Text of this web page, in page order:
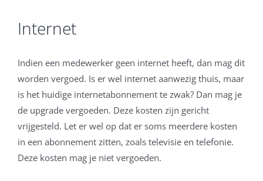
Internet
Indien een medewerker geen internet heeft, dan mag dit
worden vergoed. Is er wel internet aanwezig thuis, maar
is het huidige internetabonnement te zwak? Dan mag je
de upgrade vergoeden. Deze kosten zijn gericht
vrijgesteld. Let er wel op dat er soms meerdere kosten
in een abonnement zitten, zoals televisie en telefonie.
Deze kosten mag je niet vergoeden.